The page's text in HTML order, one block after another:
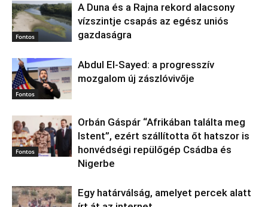
Fontos
A Duna és a Rajna rekord alacsony
vízszintje csapás az egész uniós
gazdaságra
Fontos
Abdul El‑Sayed: a progresszív
mozgalom új zászlóvivője
Fontos
Orbán Gáspár “Afrikában találta meg
Istent”, ezért szállította őt hatszor is
honvédségi repülőgép Csádba és
Nigerbe
Egy határválság, amelyet percek alatt